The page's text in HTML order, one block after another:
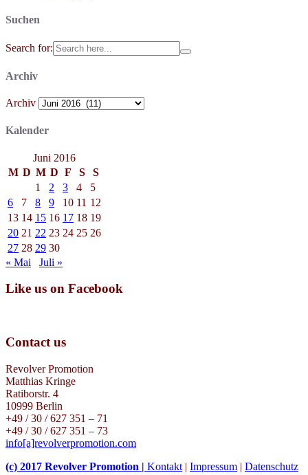
Suchen
Search for:
Archiv
Archiv
Kalender
Juni 2016
M D M D F S
S
1
2 3 4
5
6
7 8 9 10 11 12
13 14 15 16 17 18 19
20 21 22 23 24 25 26
27 28 29 30
« Mai
Juli »
Like us on Facebook
Contact us
Revolver Promotion
Matthias Kringe
Ratiborstr. 4
10999 Berlin
+49 / 30 / 627 351 – 71
+49 / 30 / 627 351 – 73
info[a]revolverpromotion.com
(c) 2017 Revolver Promotion | Kontakt | Impressum | Datenschutz